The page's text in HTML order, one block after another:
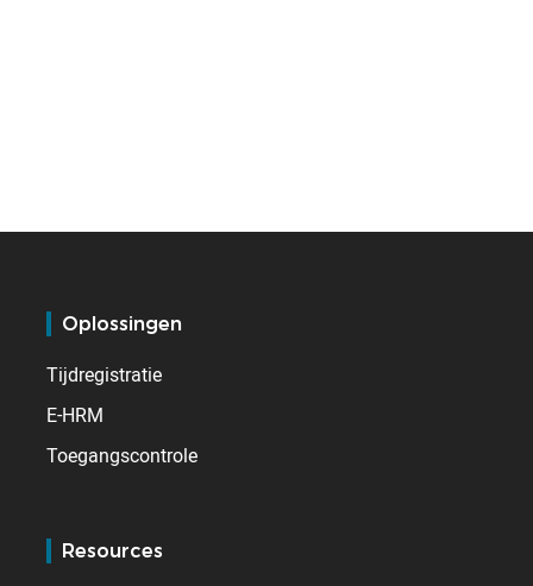
Oplossingen
Tijdregistratie
E-HRM
Toegangscontrole
Resources